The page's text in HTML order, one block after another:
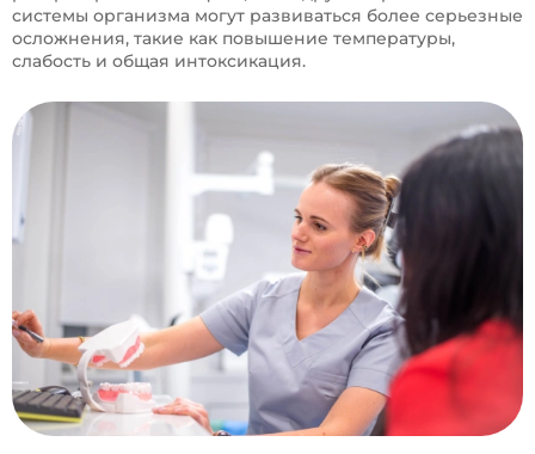
системы организма могут развиваться более серьезные
осложнения, такие как повышение температуры,
слабость и общая интоксикация.